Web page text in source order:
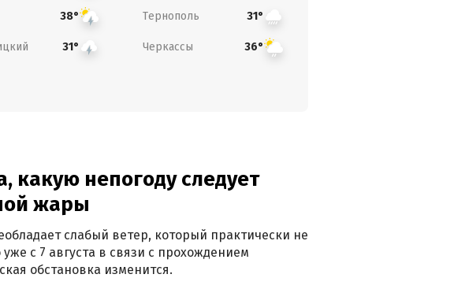
38° Тернополь 31°
31° Черкассы 36°
какую непогоду следует
жары
слабый ветер, который практически не
с 7 августа в связи с прохождением
обстановка изменится.